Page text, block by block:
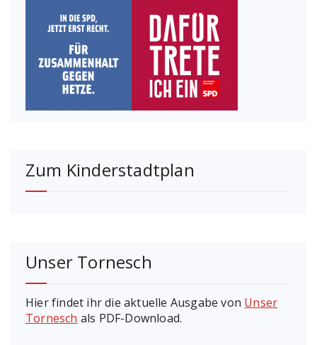
Zum Kinderstadtplan
Unser Tornesch
Hier findet ihr die aktuelle Ausgabe von Unser
Tornesch als PDF-Download.